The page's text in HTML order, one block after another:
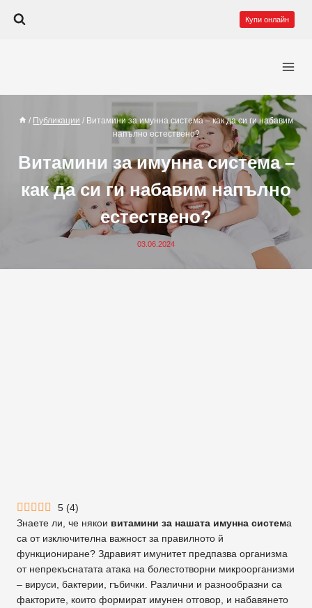
съдържанието
Купи онлайн
/ Публикации / Витамини за имунна система – как да си ги набавим
напълно естествено?
Витамини за имунна система –
как да си ги набавим напълно
естествено?
03.06.2024
5 (4)
Знаете ли, че някои витамини за нашата имунна система
са от изключителна важност за правилното й
функциониране? Здравият имунитет предпазва организма
от непрекъснатата атака на болестотворни микроорганизми
– вируси, бактерии, гъбички. Различни и разнообразни са
факторите, които формират имунен отговор, и набавянето